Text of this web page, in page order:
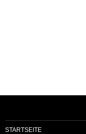
STARTSEITE